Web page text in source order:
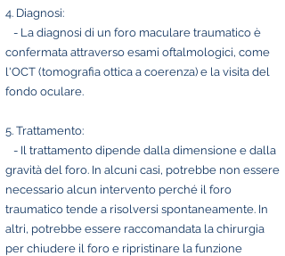
4. Diagnosi:
- La diagnosi di un foro maculare traumatico è
confermata attraverso esami oftalmologici, come
l'OCT (tomografia ottica a coerenza) e la visita del
fondo oculare.
5. Trattamento:
- Il trattamento dipende dalla dimensione e dalla
gravità del foro. In alcuni casi, potrebbe non essere
necessario alcun intervento perché il foro
traumatico tende a risolversi spontaneamente. In
altri, potrebbe essere raccomandata la chirurgia
per chiudere il foro e ripristinare la funzione